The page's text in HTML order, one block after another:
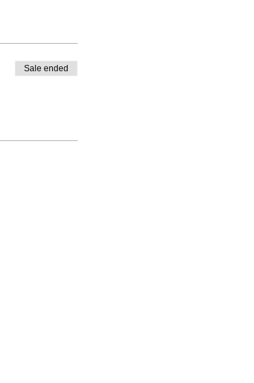
Sale ended